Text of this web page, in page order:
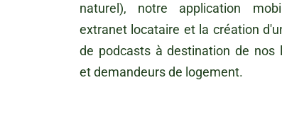
naturel), notre application
extranet locataire et la création
de podcasts à destination de nos
et demandeurs de logement.